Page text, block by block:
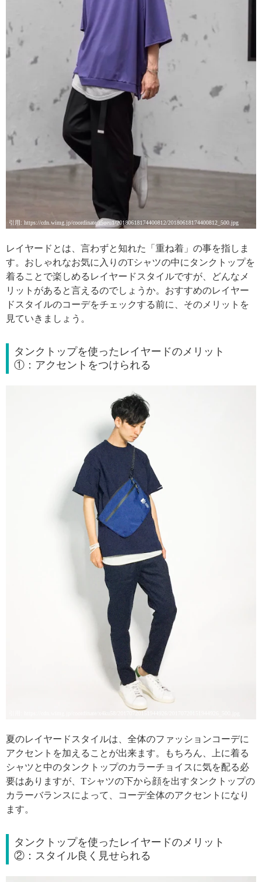
引用: https://cdn.wimg.jp/coordinate/z5ueu1/20180618174400812/20180618174400812_500.jpg
レイヤードとは、言わずと知れた「重ね着」の事を指しま
す。おしゃれなお気に入りのTシャツの中にタンクトップを
着ることで楽しめるレイヤードスタイルですが、どんなメ
リットがあると言えるのでしょうか。おすすめのレイヤー
ドスタイルのコーデをチェックする前に、そのメリットを
見ていきましょう。
タンクトップを使ったレイヤードのメリット
①：アクセントをつけられる
引用: https://cdn.wimg.jp/coordinate/x4ku58/20170720151944926/20170720151944926_500.jpg
夏のレイヤードスタイルは、全体のファッションコーデに
アクセントを加えることが出来ます。もちろん、上に着る
シャツと中のタンクトップのカラーチョイスに気を配る必
要はありますが、Tシャツの下から顔を出すタンクトップの
カラーバランスによって、コーデ全体のアクセントになり
ます。
タンクトップを使ったレイヤードのメリット
②：スタイル良く見せられる